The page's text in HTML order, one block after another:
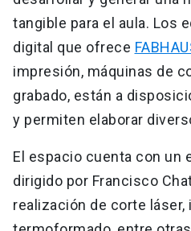
tangible para el aula. Los
digital que ofrece
impresión, máquinas de
grabado, están a
y permiten elaborar
El espacio cuenta con un
dirigido por Francisco
realización de corte láser,